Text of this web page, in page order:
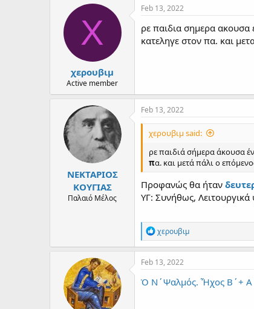
t
a
t
e
Χ
χερουβιμ
Active member
Feb 13, 2022
ρε παιδια σημερα ακουσα
κατεληγε στον πα. και
ΝΕΚΤΑΡΙΟΣ
ΚΟΥΓΙΑΣ
Παλαιό Μέλος
Feb 13, 2022
χερουβιμ said:
ρε παιδιά σήμερα άκουσα
πα. και μετά πάλι ο
Προφανώς θα ήταν
ΥΓ: Συνήθως,
R
e
a
c
i
o
χερουβιμ
Feb 13, 2022
Ὁ Ν΄Ψαλμός. Ἦχος Β΄+